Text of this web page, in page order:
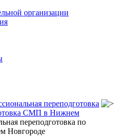
организации
переподготовка
СМП в Нижнем
переподготовка по
Новгороде